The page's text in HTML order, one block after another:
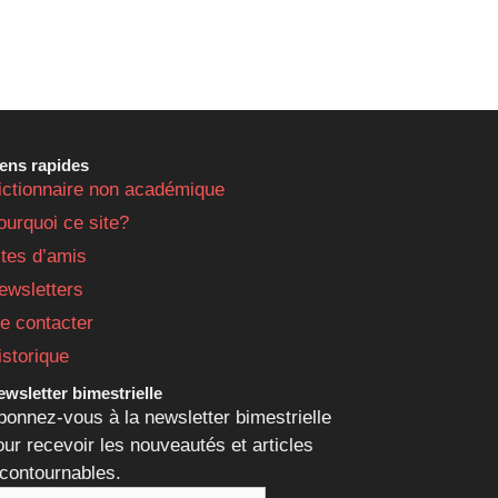
rapides
non académique
ce site?
d’amis
contacter
bimestrielle
vous à la newsletter bimestrielle
recevoir les nouveautés et articles